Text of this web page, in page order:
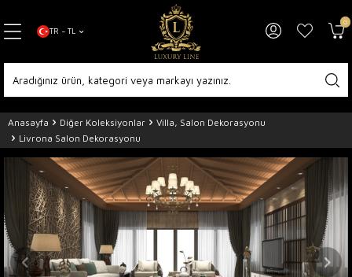
TR − TL
0
Anasayfa Diğer Koleksiyonlar
Villa, Salon Dekorasyonu
Livrona Salon Dekorasyonu